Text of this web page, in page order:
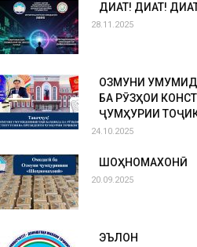
ДИҚҚАТ! ДИҚҚАТ!
28.11.2025
ОЗМУНИ
БА РӮЗҲОИ
ҶУМҲУРИИ
24.10.2025
ШОҲНОМАХОНӢ
20.09.2025
ЭЪЛОН